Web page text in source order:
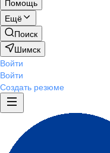
Помощь
Ещё
Поиск
Шимск
Войти
Войти
Создать резюме